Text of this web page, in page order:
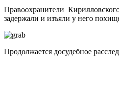
Правоохранители
задержали и изъяли у него
Продолжается досудебное